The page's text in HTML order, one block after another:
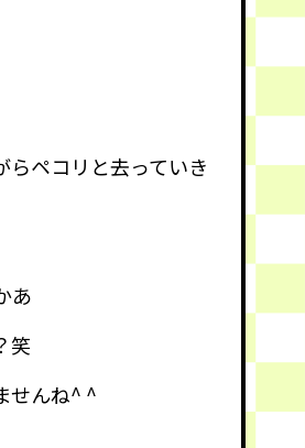
らペコリと去っていき
あ
笑
せんね^ ^